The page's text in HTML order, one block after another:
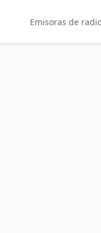
Emisoras de